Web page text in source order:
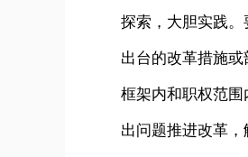
探索，大胆实践
出台的改革措施
框架内和职权范
出问题推进改革